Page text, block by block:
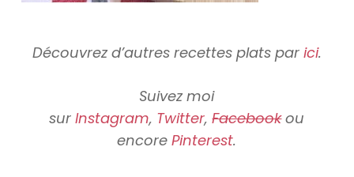
Découvrez d’autres recettes plats par ici.
Suivez moi
surInstagram, Twitter,Facebookou
encorePinterest.